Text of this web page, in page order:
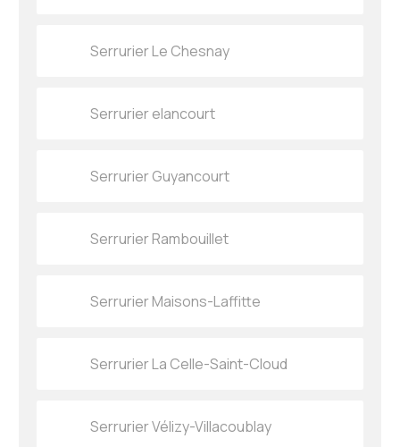
Serrurier Le Chesnay
Serrurier elancourt
Serrurier Guyancourt
Serrurier Rambouillet
Serrurier Maisons-Laffitte
Serrurier La Celle-Saint-Cloud
Serrurier Vélizy-Villacoublay